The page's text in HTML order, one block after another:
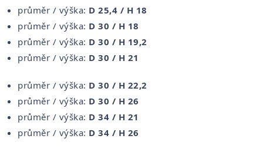
průměr / výška: D 25,4 / H 18
průměr / výška: D 30 / H 18
průměr / výška: D 30 / H 19,2
průměr / výška: D 30 / H 21
průměr / výška: D 30 / H 22,2
průměr / výška: D 30 / H 26
průměr / výška: D 34 / H 21
průměr / výška: D 34 / H 26